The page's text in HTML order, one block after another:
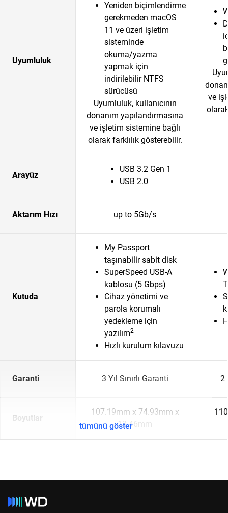
Uyumluluk
Yeniden biçimlendirme
gerekmeden macOS
11 ve üzeri işletim
sisteminde
okuma/yazma
yapmak için
indirilebilir NTFS
sürücüsü
Uyumluluk, kullanıcının
donanım yapılandırmasına
ve işletim sistemine bağlı
olarak farklılık gösterebilir.
ve
Arayüz
USB 3.2 Gen 1
USB 2.0
Aktarım Hızı up to 5Gb/s
Kutuda
My Passport
taşınabilir sabit disk
SuperSpeed USB-A
kablosu (5 Gbps)
Cihaz yönetimi ve
parola korumalı
yedekleme için
yazılım2
Hızlı kurulum kılavuzu
Garanti 3 Yıl Sınırlı Garanti 2
Boyutlar
107.19mm x 74.93mm x
13.46mm
tümünü göster